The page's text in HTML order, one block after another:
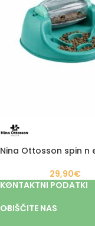
Nina Ottosson spin n
29,90€
KONTAKTNI PODATKI
OBIŠČITE NAS